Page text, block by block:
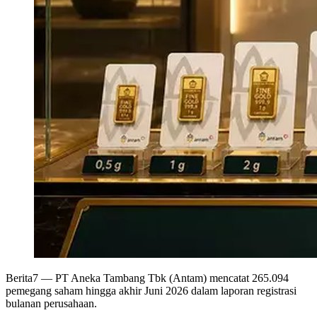
Berita7 — PT Aneka Tambang Tbk (Antam) mencatat 265.094
pemegang saham hingga akhir Juni 2026 dalam laporan registrasi
bulanan perusahaan.